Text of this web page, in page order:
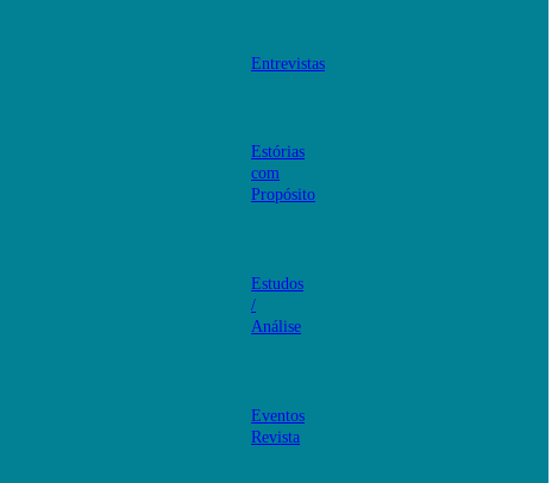
Entrevistas
Estórias
com
Propósito
Estudos
/
Análise
Eventos
Revista